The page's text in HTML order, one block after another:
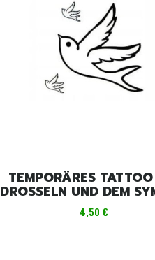
TEMPORÄRES
DROSSELN UND DEM
DER FREUNDSCHAFT
Preis
4,50 €